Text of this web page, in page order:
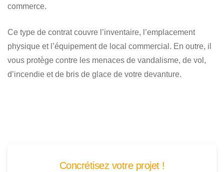
commerce.
Ce type de contrat couvre l’inventaire, l’emplacement
physique et l’équipement de local commercial. En outre, il
vous protège contre les menaces de vandalisme, de vol,
d’incendie et de bris de glace de votre devanture.
Concrétisez votre projet !